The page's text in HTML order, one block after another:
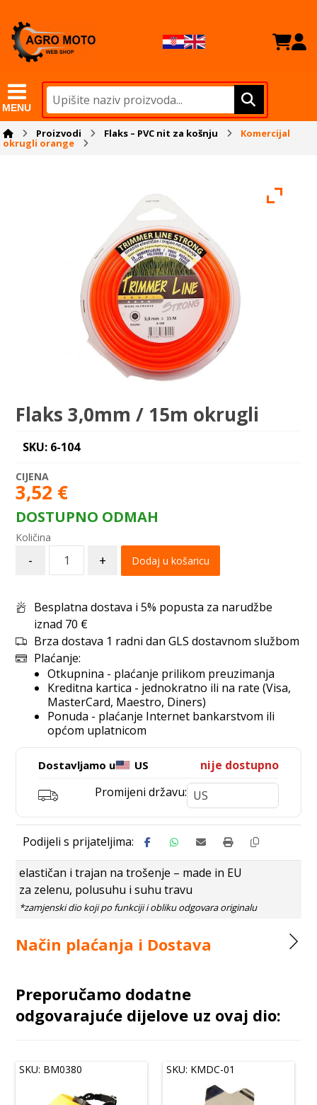
MENU
Proizvodi Flaks – PVC nit za košnju Komercijal
okrugli orange
Flaks 3,0mm / 15m okrugli
SKU: 6-104
3,52 €
DOSTUPNO ODMAH
- + Dodaj u košaricu
Besplatna dostava i 5% popusta za narudžbe
iznad 70 €
Brza dostava 1 radni dan GLS dostavnom službom
Plaćanje:
Otkupnina - plaćanje prilikom preuzimanja
Kreditna kartica - jednokratno ili na rate (Visa,
MasterCard, Maestro, Diners)
Ponuda - plaćanje Internet bankarstvom ili
općom uplatnicom
Dostavljamo u US
nije dostupno
Promijeni državu:
elastičan i trajan na trošenje – made in EU
za zelenu, polusuhu i suhu travu
Način plaćanja i Dostava
Preporučamo dodatne
odgovarajuće dijelove uz ovaj dio:
SKU: BM0380 SKU: KMDC-01